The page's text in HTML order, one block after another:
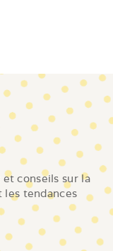
conseils sur la
tendances